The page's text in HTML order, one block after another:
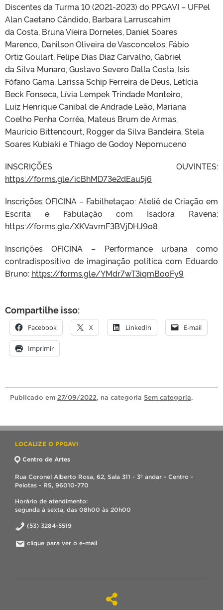
Discentes da Turma 10 (2021-2023) do PPGAVI – UFPel
Alan Caetano Cândido, Barbara Larruscahim
da Costa, Bruna Vieira Dorneles, Daniel Soares
Marenco, Danilson Oliveira de Vasconcelos, Fábio
Ortiz Goulart, Felipe Dias Diaz Carvalho, Gabriel
da Silva Munaro, Gustavo Severo Dalla Costa, Isis
Fófano Gama, Larissa Schip Ferreira de Deus, Letícia
Beck Fonseca, Lívia Lempek Trindade Monteiro,
Luiz Henrique Canibal de Andrade Leão, Mariana
Coelho Penha Corrêa, Mateus Brum de Armas,
Mauricio Bittencourt, Rogger da Silva Bandeira, Stela
Soares Kubiaki e Thiago de Godoy Nepomuceno
INSCRIÇÕES OUVINTES:
https://forms.gle/icBhMD73e2dEau5j6
Inscrições OFICINA – Fabilhetaçao: Ateliê de Criação em
Escrita e Fabulação com Isadora Ravena:
https://forms.gle/XKVavmF3BVjDHJ9o8
Inscrições OFICINA – Performance urbana como
contradispositivo de imaginação política com Eduardo
Bruno: https://forms.gle/YMdr7wT3iqmBooFy9
Compartilhe isso:
Facebook X LinkedIn E-mail
Imprimir
Publicado em 27/09/2022, na categoria Sem categoria.
LOCALIZE O PPGAVI
Centro de Artes
Rua Coronel Alberto Rosa, 62, Sala 311 - 3º andar - Centro -
Pelotas - RS, 96010-770
Horário de atendimento:
segunda à sexta, das 08h00 às 20h00
(53) 3284-5519
clique para ver o e-mail